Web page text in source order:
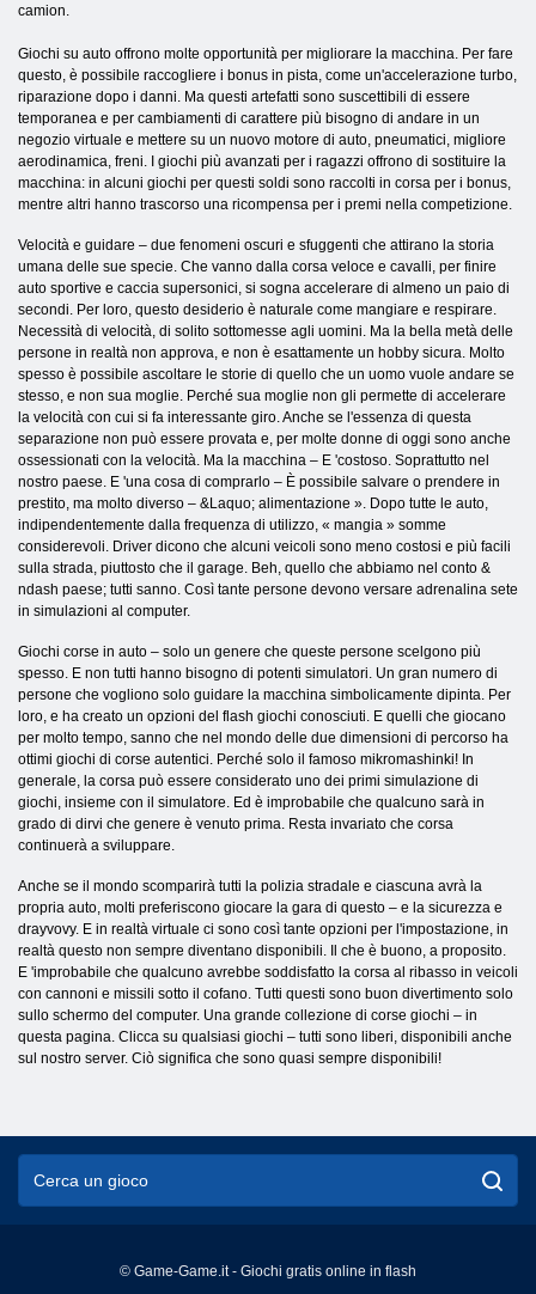
camion.
Giochi su auto offrono molte opportunità per migliorare la macchina. Per fare
questo, è possibile raccogliere i bonus in pista, come un'accelerazione turbo,
riparazione dopo i danni. Ma questi artefatti sono suscettibili di essere
temporanea e per cambiamenti di carattere più bisogno di andare in un
negozio virtuale e mettere su un nuovo motore di auto, pneumatici, migliore
aerodinamica, freni. I giochi più avanzati per i ragazzi offrono di sostituire la
macchina: in alcuni giochi per questi soldi sono raccolti in corsa per i bonus,
mentre altri hanno trascorso una ricompensa per i premi nella competizione.
Velocità e guidare – due fenomeni oscuri e sfuggenti che attirano la storia
umana delle sue specie. Che vanno dalla corsa veloce e cavalli, per finire
auto sportive e caccia supersonici, si sogna accelerare di almeno un paio di
secondi. Per loro, questo desiderio è naturale come mangiare e respirare.
Necessità di velocità, di solito sottomesse agli uomini. Ma la bella metà delle
persone in realtà non approva, e non è esattamente un hobby sicura. Molto
spesso è possibile ascoltare le storie di quello che un uomo vuole andare se
stesso, e non sua moglie. Perché sua moglie non gli permette di accelerare
la velocità con cui si fa interessante giro. Anche se l'essenza di questa
separazione non può essere provata e, per molte donne di oggi sono anche
ossessionati con la velocità. Ma la macchina – E 'costoso. Soprattutto nel
nostro paese. E 'una cosa di comprarlo – È possibile salvare o prendere in
prestito, ma molto diverso – &Laquo; alimentazione ». Dopo tutte le auto,
indipendentemente dalla frequenza di utilizzo, « mangia » somme
considerevoli. Driver dicono che alcuni veicoli sono meno costosi e più facili
sulla strada, piuttosto che il garage. Beh, quello che abbiamo nel conto &
ndash paese; tutti sanno. Così tante persone devono versare adrenalina sete
in simulazioni al computer.
Giochi corse in auto – solo un genere che queste persone scelgono più
spesso. E non tutti hanno bisogno di potenti simulatori. Un gran numero di
persone che vogliono solo guidare la macchina simbolicamente dipinta. Per
loro, e ha creato un opzioni del flash giochi conosciuti. E quelli che giocano
per molto tempo, sanno che nel mondo delle due dimensioni di percorso ha
ottimi giochi di corse autentici. Perché solo il famoso mikromashinki! In
generale, la corsa può essere considerato uno dei primi simulazione di
giochi, insieme con il simulatore. Ed è improbabile che qualcuno sarà in
grado di dirvi che genere è venuto prima. Resta invariato che corsa
continuerà a sviluppare.
Anche se il mondo scomparirà tutti la polizia stradale e ciascuna avrà la
propria auto, molti preferiscono giocare la gara di questo – e la sicurezza e
drayvovy. E in realtà virtuale ci sono così tante opzioni per l'impostazione, in
realtà questo non sempre diventano disponibili. Il che è buono, a proposito.
E 'improbabile che qualcuno avrebbe soddisfatto la corsa al ribasso in veicoli
con cannoni e missili sotto il cofano. Tutti questi sono buon divertimento solo
sullo schermo del computer. Una grande collezione di corse giochi – in
questa pagina. Clicca su qualsiasi giochi – tutti sono liberi, disponibili anche
sul nostro server. Ciò significa che sono quasi sempre disponibili!
© Game-Game.it - Giochi gratis online in flash